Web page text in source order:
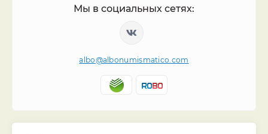
Мы в социальных сетях:
albo@albonumismatico.com